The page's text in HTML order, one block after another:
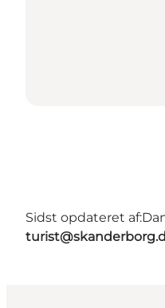
Sidst opdateret af: